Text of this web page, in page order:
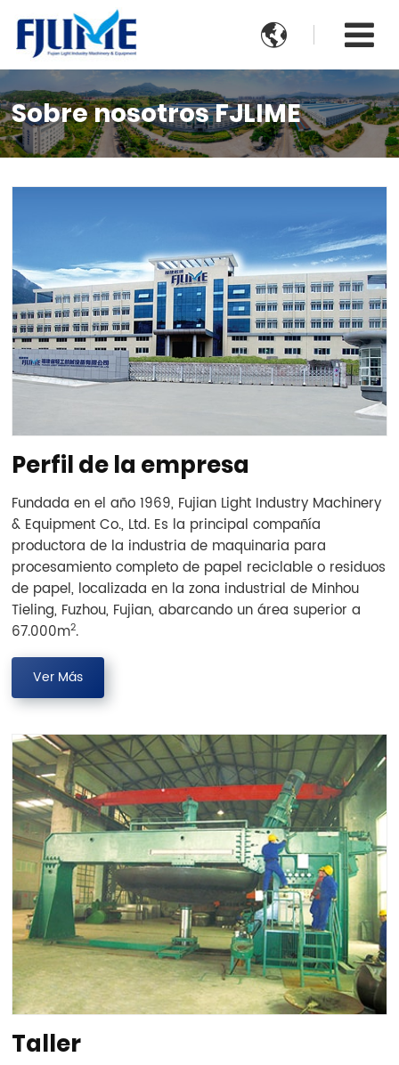

Sobre nosotros FJLIME
Perfil de la empresa
Fundada en el año 1969, Fujian Light Industry Machinery
& Equipment Co., Ltd. Es la principal compañía
productora de la industria de maquinaria para
procesamiento completo de papel reciclable o residuos
de papel, localizada en la zona industrial de Minhou
Tieling, Fuzhou, Fujian, abarcando un área superior a
67.000m2.
Ver Más
Taller